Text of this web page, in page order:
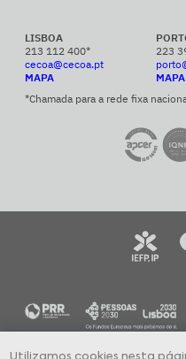
LISBOA
213 112 400*
cecoa@cecoa.pt
MAPA
223
MAPA
*Chamada para a rede fixa
Utilizamos cookies nesta